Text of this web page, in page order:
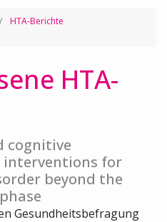
HTA-Berichte
HTA-
cognitive
interventions for
beyond the
Gesundheitsbefragung